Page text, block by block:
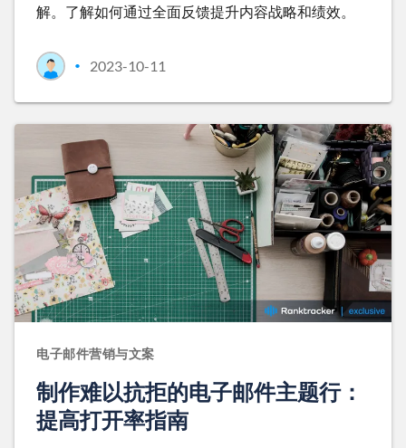
解。了解如何通过全面反馈提升内容战略和绩效。
• 2023-10-11
电子邮件营销与文案
制作难以抗拒的电子邮件主题行：
提高打开率指南